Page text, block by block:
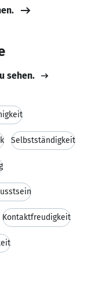
sehen.
Selbstständigkeit
Kontaktfreudigkeit